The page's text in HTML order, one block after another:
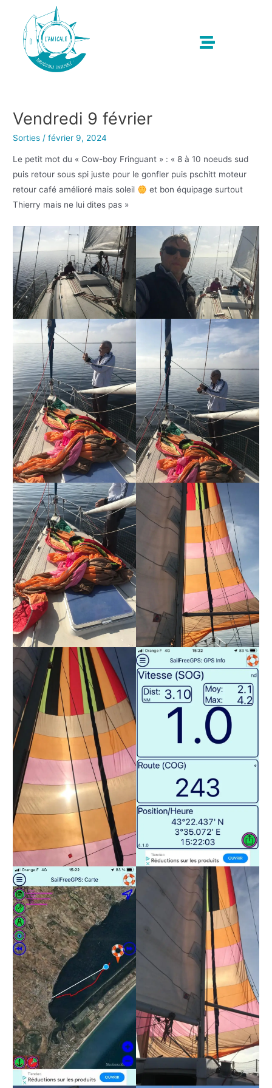
Vendredi 9 février
Sorties /février 9, 2024
Le petit mot du « Cow-boy Fringuant » : « 8 à 10 noeuds sud
puis retour sous spi juste pour le gonfler puis pschitt moteur
retour café amélioré mais soleil
et bon équipage surtout
Thierry mais ne lui dites pas »